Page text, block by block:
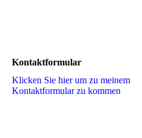
Kontaktformular
Klicken Sie hier um zu meinem
Kon­takt­for­mu­lar zu kommen